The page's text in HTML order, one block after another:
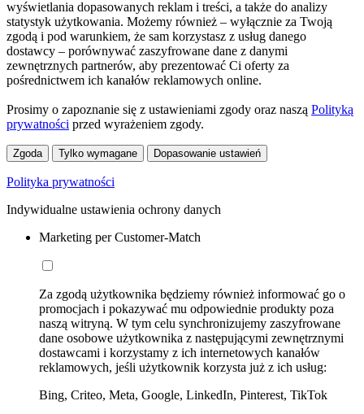
wyświetlania dopasowanych reklam i treści, a także do analizy
statystyk użytkowania. Możemy również – wyłącznie za Twoją
zgodą i pod warunkiem, że sam korzystasz z usług danego
dostawcy – porównywać zaszyfrowane dane z danymi
zewnętrznych partnerów, aby prezentować Ci oferty za
pośrednictwem ich kanałów reklamowych online.
Prosimy o zapoznanie się z ustawieniami zgody oraz naszą Polityką
prywatności przed wyrażeniem zgody.
Zgoda Tylko wymagane Dopasowanie ustawień
Polityka prywatności
Indywidualne ustawienia ochrony danych
Marketing per Customer-Match
Za zgodą użytkownika będziemy również informować go o
promocjach i pokazywać mu odpowiednie produkty poza
naszą witryną. W tym celu synchronizujemy zaszyfrowane
dane osobowe użytkownika z następującymi zewnętrznymi
dostawcami i korzystamy z ich internetowych kanałów
reklamowych, jeśli użytkownik korzysta już z ich usług:
Bing, Criteo, Meta, Google, LinkedIn, Pinterest, TikTok